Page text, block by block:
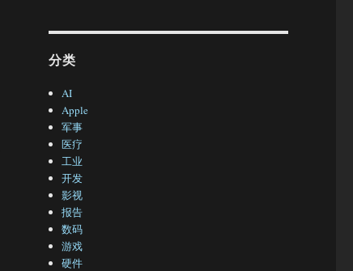
分类
AI
Apple
军事
医疗
工业
开发
影视
报告
数码
游戏
硬件